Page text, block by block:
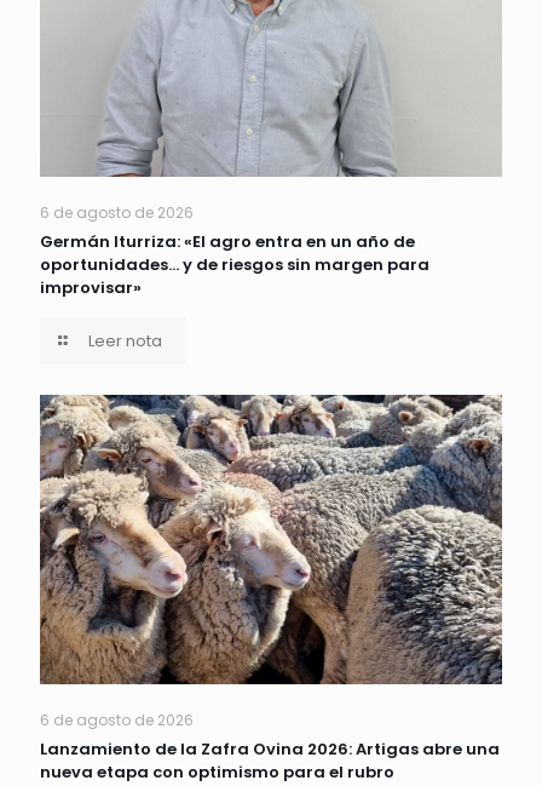
6 de agosto de 2026
Germán Iturriza: «El agro entra en un año de
oportunidades… y de riesgos sin margen para
improvisar»
Leer nota
6 de agosto de 2026
Lanzamiento de la Zafra Ovina 2026: Artigas abre una
nueva etapa con optimismo para el rubro